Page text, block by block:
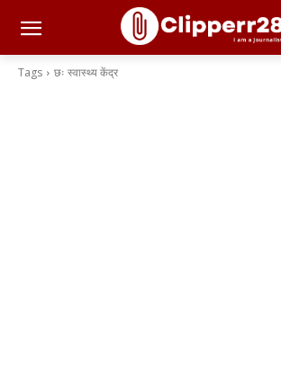
Tags छः स्वास्थ्य केंद्र